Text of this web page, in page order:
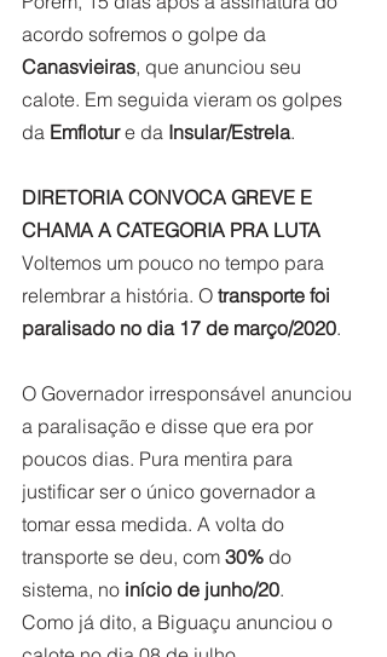
acordo sofremos o golpe da
Canasvieiras, que anunciou seu
calote. Em seguida vieram os golpes
da Emflotur e da Insular/Estrela.
DIRETORIA CONVOCA GREVE E
CHAMA A CATEGORIA PRA LUTA
Voltemos um pouco no tempo para
relembrar a história. O transporte foi
paralisado no dia 17 de março/2020.
O Governador irresponsável anunciou
a paralisação e disse que era por
poucos dias. Pura mentira para
justificar ser o único governador a
tomar essa medida. A volta do
transporte se deu, com 30% do
sistema, no início de junho/20.
Como já dito, a Biguaçu anunciou o